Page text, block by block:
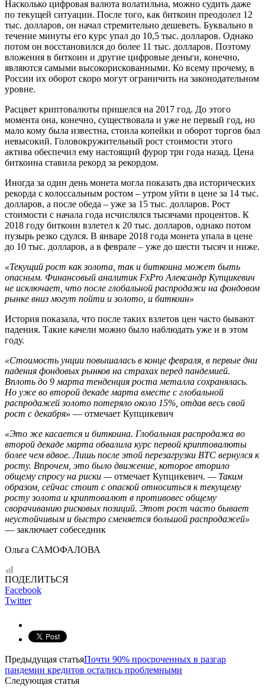
Насколько цифровая валюта волатильна, можно судить даже
по текущей ситуации. После того, как биткоин преодолел 12
тыс. долларов, он начал стремительно дешеветь. Буквально в
течение минуты его курс упал до 10,5 тыс. долларов. Однако
потом он восстановился до более 11 тыс. долларов. Поэтому
вложения в биткоин и другие цифровые деньги, конечно,
являются самыми высокорискованными. Ко всему прочему, в
России их оборот скоро могут ограничить на законодательном
уровне.
Расцвет криптовалюты пришелся на 2017 год. До этого
момента она, конечно, существовала и уже не первый год, но
мало кому была известна, стоила копейки и оборот торгов был
невысокий. Головокружительный рост стоимости этого
актива обеспечил ему настоящий фурор три года назад. Цена
биткоина ставила рекорд за рекордом.
Иногда за один день монета могла показать два исторических
рекорда с колоссальным ростом – утром уйти в цене за 14 тыс.
долларов, а после обеда – уже за 15 тыс. долларов. Рост
стоимости с начала года исчислялся тысячами процентов. К
2018 году биткоин взлетел к 20 тыс. долларов, однако потом
пузырь резко сдулся. В январе 2018 года монета упала в цене
до 10 тыс. долларов, а в феврале – уже до шести тысяч и ниже.
«Текущий рост как золота, так и биткоина может быть
опасным. Финансовый аналитик FxPro Александр Купцикевич
не исключает, что после глобальной распродажи на фондовом
рынке вниз могут пойти и золото, и биткоин»
История показала, что после таких взлетов цен часто бывают
падения. Такие качели можно было наблюдать уже и в этом
году.
«Стоимость унции повышалась в конце февраля, в первые дни
падения фондовых рынков на страхах перед пандемией.
Вплоть до 9 марта тенденция роста металла сохранялась.
Но уже во второй декаде марта вместе с глобальной
распродажей золото потеряло около 15%, отдав весь свой
рост с декабря» — отмечает Купцикевич
«Это же касается и биткоина. Глобальная распродажа во
второй декаде марта обвалила курс первой криптовалюты
более чем вдвое. Лишь после этой перезагрузки BTC вернулся к
росту. Впрочем, это было движение, которое вторило
общему спросу на риски —отмечает Купцикевич. — Таким
образом, сейчас стоит с опаской относиться к текущему
росту золота и криптовалют в противовес общему
сворачиванию рисковых позиций. Этот рост часто бывает
неустойчивым и быстро сменяется большой распродажей»
— заключает собеседник
Ольга САМОФАЛОВА
ПОДЕЛИТЬСЯ
Facebook
Twitter
Предыдущая статьяПочти 90% просроченных в разгар
пандемии кредитов остались проблемными
Следующая статья